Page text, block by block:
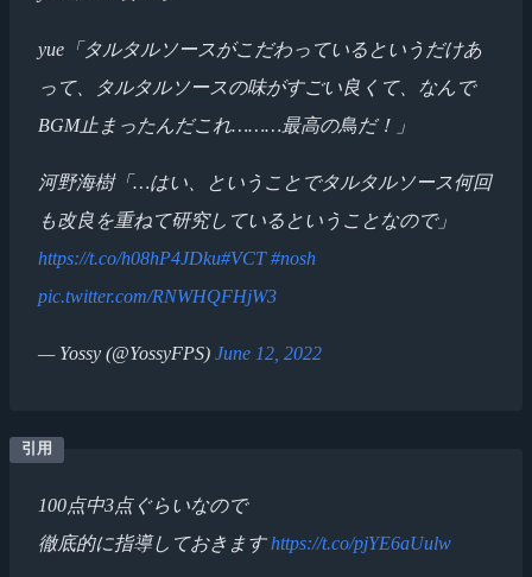
yue「タルタルソースがこだわっているというだけあ
って、タルタルソースの味がすごい良くて、なんで
BGM止まったんだこれ………最高の鳥だ！」
河野海樹「…はい、ということでタルタルソース何回
も改良を重ねて研究しているということなので」
https://t.co/h08hP4JDku#VCT #nosh
pic.twitter.com/RNWHQFHjW3
— Yossy (@YossyFPS) June 12, 2022
100点中3点ぐらいなので
徹底的に指導しておきますhttps://t.co/pjYE6aUulw